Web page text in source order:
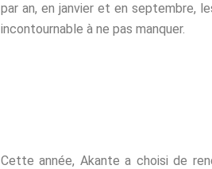
par an, en janvier et en septembre,
incontournable à ne pas manquer.
Cette année, Akante a choisi de